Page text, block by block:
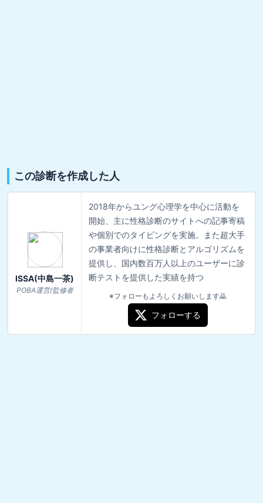
この診断を作成した人
ISSA(中島一茶)
POBA運営/監修者
2018年からユング心理学を中心に活動を
開始、主に性格診断のサイトへの記事寄稿
や個別でのタイピングを実施。また超大手
の事業者向けに性格診断とアルゴリズムを
提供し、国内数百万人以上のユーザーに診
断テストを提供した実績を持つ
※フォローもよろしくお願いします🙇
フォローする